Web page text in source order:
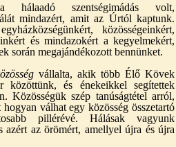
szentségimádás volt,
mindazért, amit az Úrtól kaptunk.
közösségeinkért,
és mindazokért a kegyelmekért,
során megajándékozott bennünket.
vállalta, akik több Élő Kövek
közöttünk, és énekeikkel segítettek
Közösségük szép tanúságtétel arról,
válhat egy közösség összetartó
pillérévé. Hálásak vagyunk
azért az örömért, amellyel újra és újra